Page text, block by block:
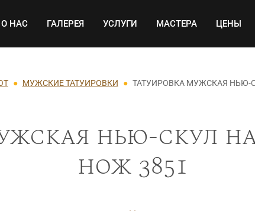
навигация
О НАС ГАЛЕРЕЯ УСЛУГИ МАСТЕРА ЦЕНЫ
МУЖСКИЕ ТАТУИРОВКИ ТАТУИРОВКА МУЖСКАЯ НЬЮ-
нью-скул
нож 3851